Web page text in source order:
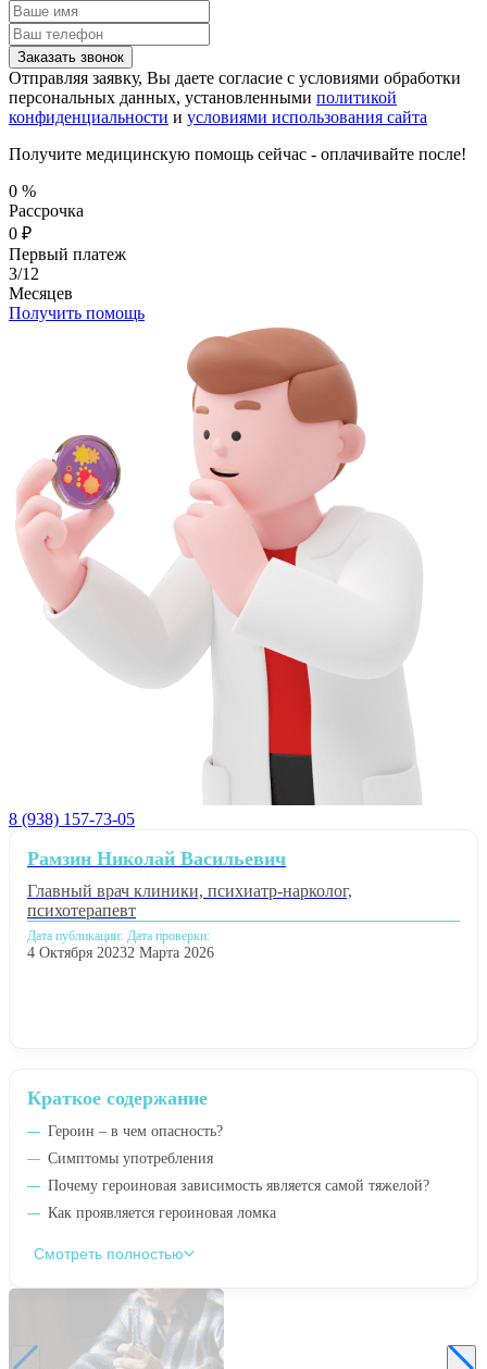
Заказать звонок
Отправляя заявку, Вы даете согласие с условиями обработки
персональных данных, установленными политикой
конфиденциальности и условиями использования сайта
Получите медицинскую помощь сейчас - оплачивайте после!
0 %
Рассрочка
0 ₽
Первый платеж
3/12
Месяцев
Получить помощь
8 (938) 157-73-05
Краткое содержание
Героин – в чем опасность?
Симптомы употребления
Почему героиновая зависимость является самой тяжелой?
Как проявляется героиновая ломка
Смотреть полностью
Рамзин Николай Васильевич
Главный врач клиники, психиатр-нарколог,
психотерапевт
Дата публикации:
4 Октября 2023
Дата проверки:
2 Марта 2026